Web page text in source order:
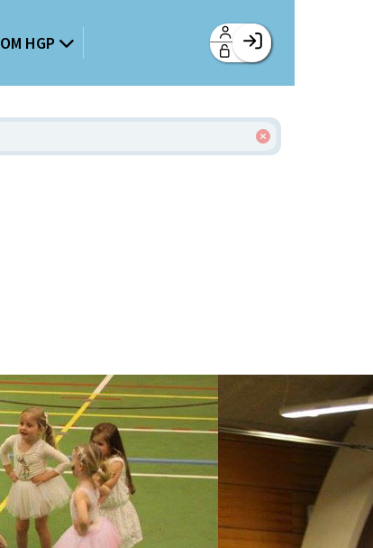
OM HGP
Glemt password
Log ind